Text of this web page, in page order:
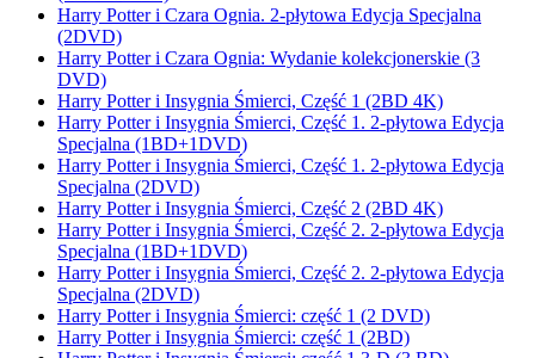
Harry Potter i Czara Ognia. 2-płytowa Edycja Specjalna
(2DVD)
Harry Potter i Czara Ognia: Wydanie kolekcjonerskie (3
DVD)
Harry Potter i Insygnia Śmierci, Część 1 (2BD 4K)
Harry Potter i Insygnia Śmierci, Część 1. 2-płytowa Edycja
Specjalna (1BD+1DVD)
Harry Potter i Insygnia Śmierci, Część 1. 2-płytowa Edycja
Specjalna (2DVD)
Harry Potter i Insygnia Śmierci, Część 2 (2BD 4K)
Harry Potter i Insygnia Śmierci, Część 2. 2-płytowa Edycja
Specjalna (1BD+1DVD)
Harry Potter i Insygnia Śmierci, Część 2. 2-płytowa Edycja
Specjalna (2DVD)
Harry Potter i Insygnia Śmierci: część 1 (2 DVD)
Harry Potter i Insygnia Śmierci: część 1 (2BD)